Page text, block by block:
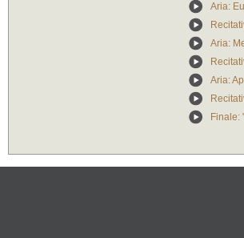
Aria:
Aria:
Aria:
Finale: